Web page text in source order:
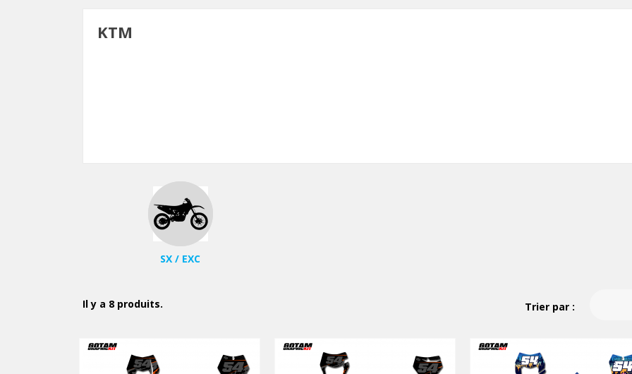
KTM
SX / EXC
Il y a 8 produits. Trier par :